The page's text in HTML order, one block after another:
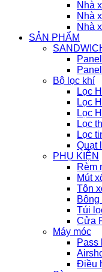
Nhà
Nhà
Nhà
SẢN PHẨM
Bộ lọc khí
Lọc
Lọc
Lọc
Lọc
Lọc
Quạt
PHỤ KIỆN
Rèm
Mút
Tôn
Túi
Cửa
Máy móc
Pass
Điều